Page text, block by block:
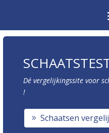
Dé vergelijkingssite voor
!
Schaatsen